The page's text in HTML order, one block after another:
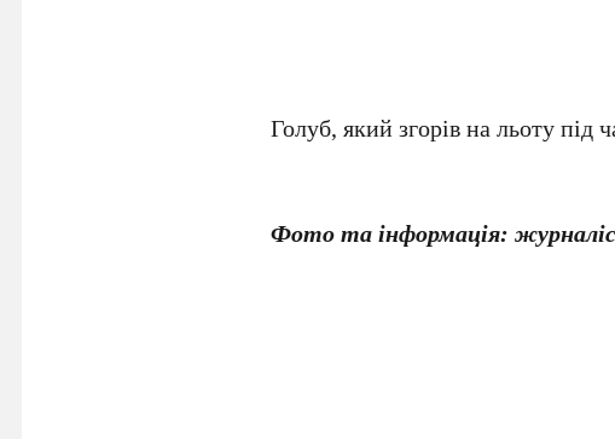
Голуб, який згорів на льоту під
Фото та інформація: